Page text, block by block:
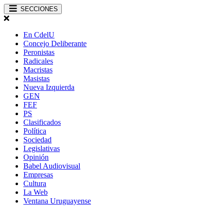
SECCIONES
En CdelU
Concejo Deliberante
Peronistas
Radicales
Macristas
Masistas
Nueva Izquierda
GEN
FEF
PS
Clasificados
Política
Sociedad
Legislativas
Opinión
Babel Audiovisual
Empresas
Cultura
La Web
Ventana Uruguayense